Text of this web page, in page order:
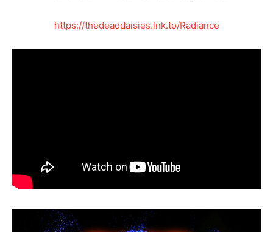
https://thedeaddaisies.lnk.to/Radiance